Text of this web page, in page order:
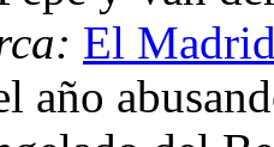
El
año